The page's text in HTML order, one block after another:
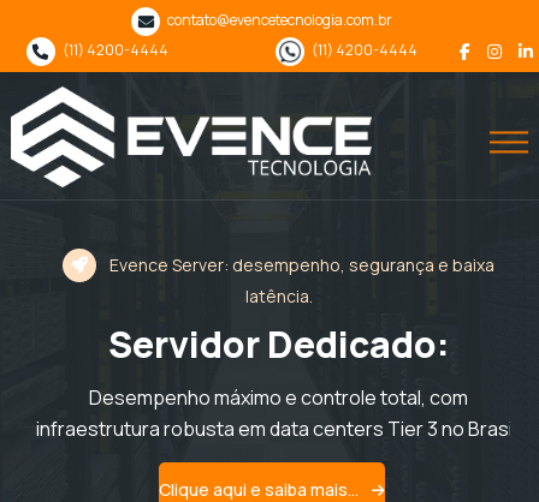
contato@evencetecnologia.com.br
(11) 4200-4444
(11) 4200-4444
Evence Server: desempenho, segurança e baixa
latência.
Servidor Dedicado:
Desempenho máximo e controle total, com
infraestrutura robusta em data centers Tier 3 no Brasil.
Clique aqui e saiba mais...